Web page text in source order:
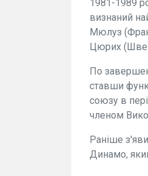
1981-1989
визнаний
Мюлуз
Цюрих
По
ставши
союзу в
членом
Раніше
Динамо,